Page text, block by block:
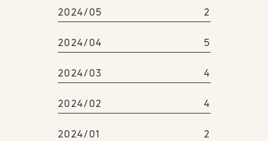
2024/05 2
2024/04 5
2024/03 4
2024/02 4
2024/01 2